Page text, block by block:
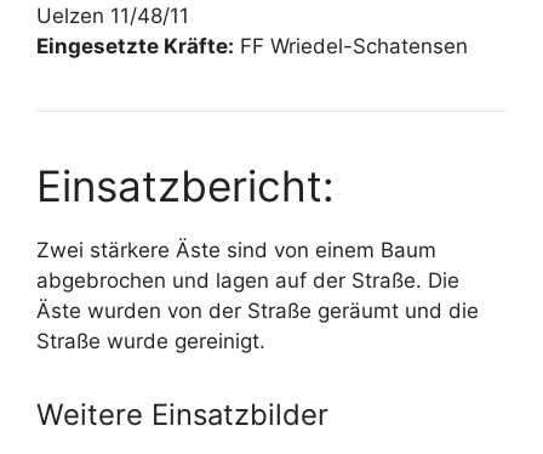
Uelzen 11/48/11
Eingesetzte Kräfte: FF Wriedel-Schatensen
Einsatzbericht:
Zwei stärkere Äste sind von einem Baum
abgebrochen und lagen auf der Straße. Die
Äste wurden von der Straße geräumt und die
Straße wurde gereinigt.
Weitere Einsatzbilder